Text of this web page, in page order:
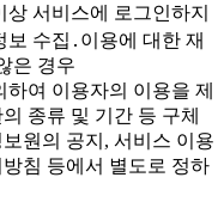
상 서비스에 로그인하지
보 수집․이용에 대한 재
은 경우
여 이용자의 이용을 제
종류 및 기간 등 구체
원의 공지, 서비스 이용
침 등에서 별도로 정하